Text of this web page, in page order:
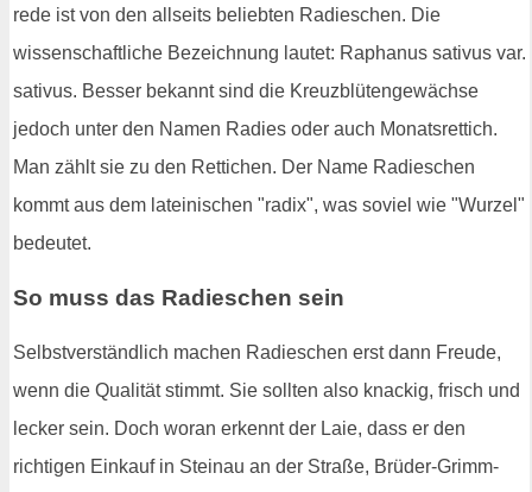
rede ist von den allseits beliebten Radieschen. Die
wissenschaftliche Bezeichnung lautet: Raphanus sativus var.
sativus. Besser bekannt sind die Kreuzblütengewächse
jedoch unter den Namen Radies oder auch Monatsrettich.
Man zählt sie zu den Rettichen. Der Name Radieschen
kommt aus dem lateinischen "radix", was soviel wie "Wurzel"
bedeutet.
So muss das Radieschen sein
Selbstverständlich machen Radieschen erst dann Freude,
wenn die Qualität stimmt. Sie sollten also knackig, frisch und
lecker sein. Doch woran erkennt der Laie, dass er den
richtigen Einkauf in Steinau an der Straße, Brüder-Grimm-